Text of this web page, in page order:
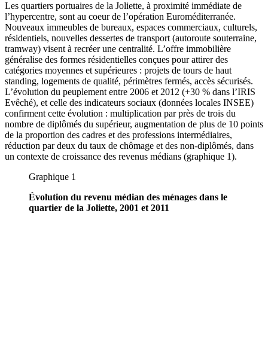
Les quartiers portuaires de la Joliette, à proximité immédiate de
l’hypercentre, sont au coeur de l’opération Euroméditerranée.
Nouveaux immeubles de bureaux, espaces commerciaux, culturels,
résidentiels, nouvelles dessertes de transport (autoroute souterraine,
tramway) visent à recréer une centralité. L’offre immobilière
généralise des formes résidentielles conçues pour attirer des
catégories moyennes et supérieures : projets de tours de haut
standing, logements de qualité, périmètres fermés, accès sécurisés.
L’évolution du peuplement entre 2006 et 2012 (+30 % dans l’IRIS
Evêché), et celle des indicateurs sociaux (données locales INSEE)
confirment cette évolution : multiplication par près de trois du
nombre de diplômés du supérieur, augmentation de plus de 10 points
de la proportion des cadres et des professions intermédiaires,
réduction par deux du taux de chômage et des non-diplômés, dans
un contexte de croissance des revenus médians (graphique 1).
Graphique 1
Évolution du revenu médian des ménages dans le
quartier de la Joliette, 2001 et 2011